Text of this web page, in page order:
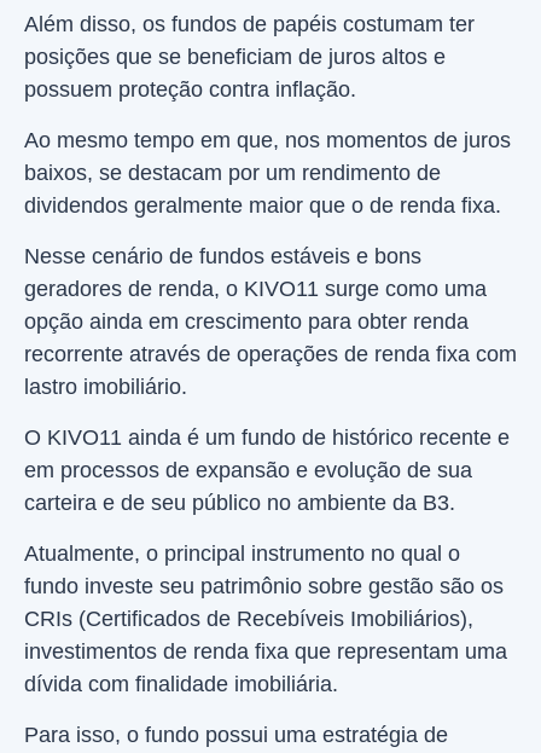
Além disso, os fundos de papéis costumam ter
posições que se beneficiam de juros altos e
possuem proteção contra inflação.
Ao mesmo tempo em que, nos momentos de juros
baixos, se destacam por um rendimento de
dividendos geralmente maior que o de renda fixa.
Nesse cenário de fundos estáveis e bons
geradores de renda, o KIVO11 surge como uma
opção ainda em crescimento para obter renda
recorrente através de operações de renda fixa com
lastro imobiliário.
O KIVO11 ainda é um fundo de histórico recente e
em processos de expansão e evolução de sua
carteira e de seu público no ambiente da B3.
Atualmente, o principal instrumento no qual o
fundo investe seu patrimônio sobre gestão são os
CRIs (Certificados de Recebíveis Imobiliários),
investimentos de renda fixa que representam uma
dívida com finalidade imobiliária.
Para isso, o fundo possui uma estratégia de